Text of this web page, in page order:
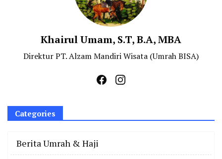
Khairul Umam, S.T, B.A, MBA
Direktur PT. Alzam Mandiri Wisata (Umrah BISA)
Categories
Berita Umrah & Haji